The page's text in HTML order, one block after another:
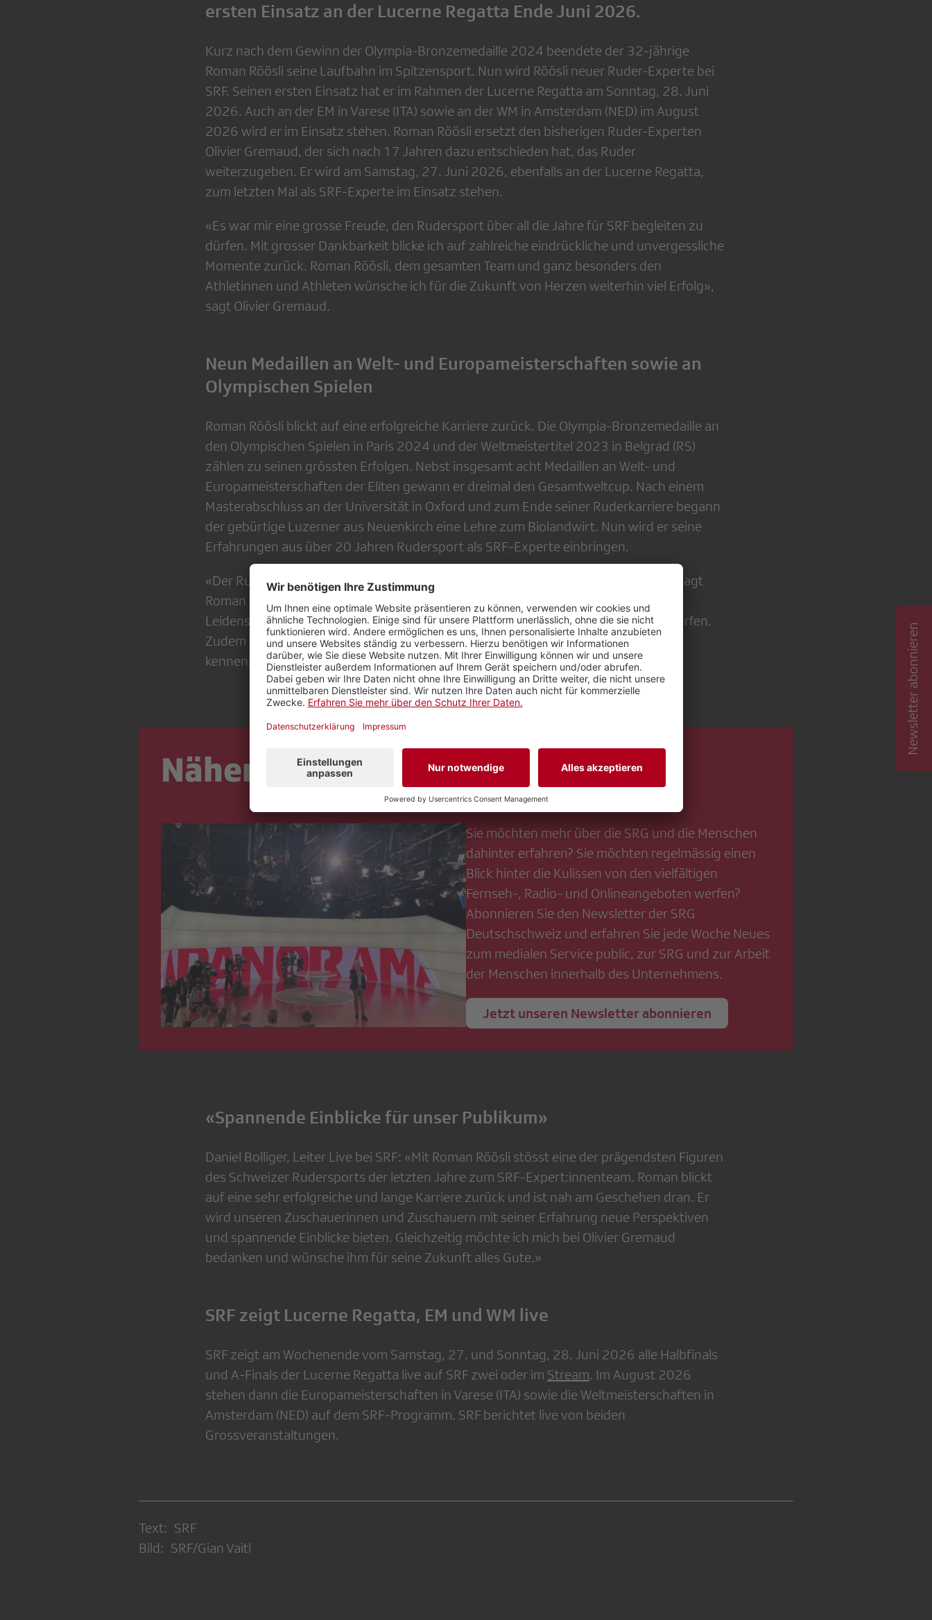
ersten Einsatz an der Lucerne Regatta Ende Juni 2026.
Kurz nach dem Gewinn der Olympia-Bronzemedaille 2024 beendete der 32-jährige
Roman Röösli seine Laufbahn im Spitzensport. Nun wird Röösli neuer Ruder-Experte bei
SRF. Seinen ersten Einsatz hat er im Rahmen der Lucerne Regatta am Sonntag, 28. Juni
2026. Auch an der EM in Varese (ITA) sowie an der WM in Amsterdam (NED) im August
2026 wird er im Einsatz stehen. Roman Röösli ersetzt den bisherigen Ruder-Experten
Olivier Gremaud, der sich nach 17 Jahren dazu entschieden hat, das Ruder
weiterzugeben. Er wird am Samstag, 27. Juni 2026, ebenfalls an der Lucerne Regatta,
zum letzten Mal als SRF-Experte im Einsatz stehen.
«Es war mir eine grosse Freude, den Rudersport über all die Jahre für SRF begleiten zu
dürfen. Mit grosser Dankbarkeit blicke ich auf zahlreiche eindrückliche und unvergessliche
Momente zurück. Roman Röösli, dem gesamten Team und ganz besonders den
Athletinnen und Athleten wünsche ich für die Zukunft von Herzen weiterhin viel Erfolg»,
sagt Olivier Gremaud.
Neun Medaillen an Welt- und Europameisterschaften sowie an
Olympischen Spielen
Roman Röösli blickt auf eine erfolgreiche Karriere zurück. Die Olympia-Bronzemedaille an
den Olympischen Spielen in Paris 2024 und der Weltmeistertitel 2023 in Belgrad (RS)
zählen zu seinen grössten Erfolgen. Nebst insgesamt acht Medaillen an Welt- und
Europameisterschaften der Eliten gewann er dreimal den Gesamtweltcup. Nach einem
Masterabschluss an der Universität in Oxford und zum Ende seiner Ruderkarriere begann
der gebürtige Luzerner aus Neuenkirch eine Lehre zum Biolandwirt. Nun wird er seine
Erfahrungen aus über 20 Jahren Rudersport als SRF-Experte einbringen.
«Der Rudersport hat mir viele wunderbare Momente in meinem Leben beschert», sagt
Roman Röösli: «Ich freue mich sehr darauf, als SRF-Experte meine Erfahrung und
Leidenschaft für diese tolle Sportart in die SRF-Berichterstattung einbringen zu dürfen.
Zudem bin ich gespannt darauf, nun auch diese Perspektive meiner Sportart
kennenzulernen.»
Näher dran an der SRG
Sie möchten mehr über die SRG und die Menschen
dahinter erfahren? Sie möchten regelmässig einen
Blick hinter die Kulissen von den vielfältigen
Fernseh-, Radio- und Onlineangeboten werfen?
Abonnieren Sie den Newsletter der SRG
Deutschschweiz und erfahren Sie jede Woche Neues
zum medialen Service public, zur SRG und zur Arbeit
der Menschen innerhalb des Unternehmens.
Jetzt unseren Newsletter abonnieren
«Spannende Einblicke für unser Publikum»
Daniel Bolliger, Leiter Live bei SRF: «Mit Roman Röösli stösst eine der prägendsten Figuren
des Schweizer Rudersports der letzten Jahre zum SRF-Expert:innenteam. Roman blickt
auf eine sehr erfolgreiche und lange Karriere zurück und ist nah am Geschehen dran. Er
wird unseren Zuschauerinnen und Zuschauern mit seiner Erfahrung neue Perspektiven
und spannende Einblicke bieten. Gleichzeitig möchte ich mich bei Olivier Gremaud
bedanken und wünsche ihm für seine Zukunft alles Gute.»
SRF zeigt Lucerne Regatta, EM und WM live
SRF zeigt am Wochenende vom Samstag, 27. und Sonntag, 28. Juni 2026 alle Halbfinals
und A-Finals der Lucerne Regatta live auf SRF zwei oder im Stream. Im August 2026
stehen dann die Europameisterschaften in Varese (ITA) sowie die Weltmeisterschaften in
Amsterdam (NED) auf dem SRF-Programm. SRF berichtet live von beiden
Grossveranstaltungen.
Text: SRF
Bild: SRF/Gian Vaitl
Newsletter abonnieren